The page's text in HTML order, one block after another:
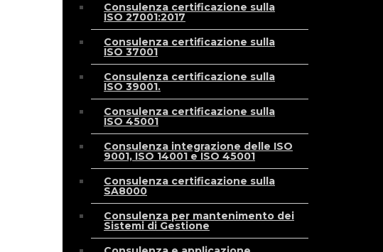
Consulenza certificazione sulla
ISO 27001:2017
Consulenza certificazione sulla
ISO 37001
Consulenza certificazione sulla
ISO 39001.
Consulenza certificazione sulla
ISO 45001
Consulenza integrazione delle ISO
9001, ISO 14001 e ISO 45001
Consulenza certificazione sulla
SA8000
Consulenza per mantenimento dei
Sistemi di Gestione